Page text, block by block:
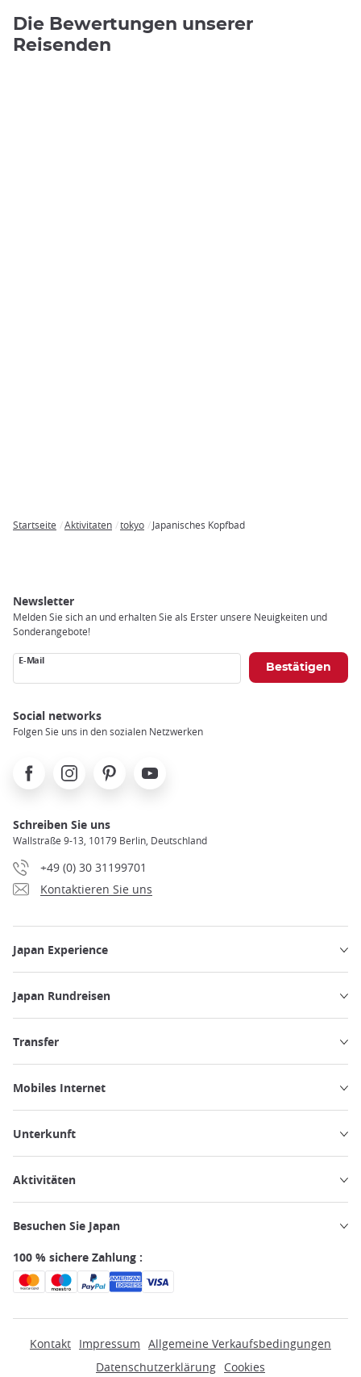
Die Bewertungen unserer
Reisenden
Startseite Aktivitaten tokyo Japanisches Kopfbad
Newsletter
Melden Sie sich an und erhalten Sie als Erster unsere Neuigkeiten und
Sonderangebote!
E-Mail
Social networks
Folgen Sie uns in den sozialen Netzwerken
FacebookInstagramPinterest Youtube
Schreiben Sie uns
Wallstraße 9-13, 10179 Berlin, Deutschland
+49 (0) 30 31199701
Kontaktieren Sie uns
Japan Experience
Japan Rundreisen
Transfer
Mobiles Internet
Unterkunft
Aktivitäten
Besuchen Sie Japan
100 % sichere Zahlung :
Kontakt Impressum Allgemeine Verkaufsbedingungen
Datenschutzerklärung Cookies